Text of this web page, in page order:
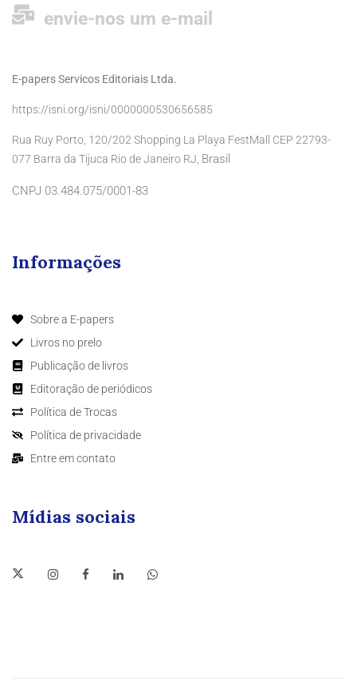
envie-nos um e-mail
E-papers Servicos Editoriais Ltda.
https://isni.org/isni/0000000530656585
Rua Ruy Porto, 120/202 Shopping La Playa FestMall CEP 22793-
077 Barra da Tijuca Rio de Janeiro RJ, Brasil
CNPJ 03.484.075/0001-83
Informações
Sobre a E-papers
Livros no prelo
Publicação de livros
Editoração de periódicos
Política de Trocas
Política de privacidade
Entre em contato
Mídias sociais